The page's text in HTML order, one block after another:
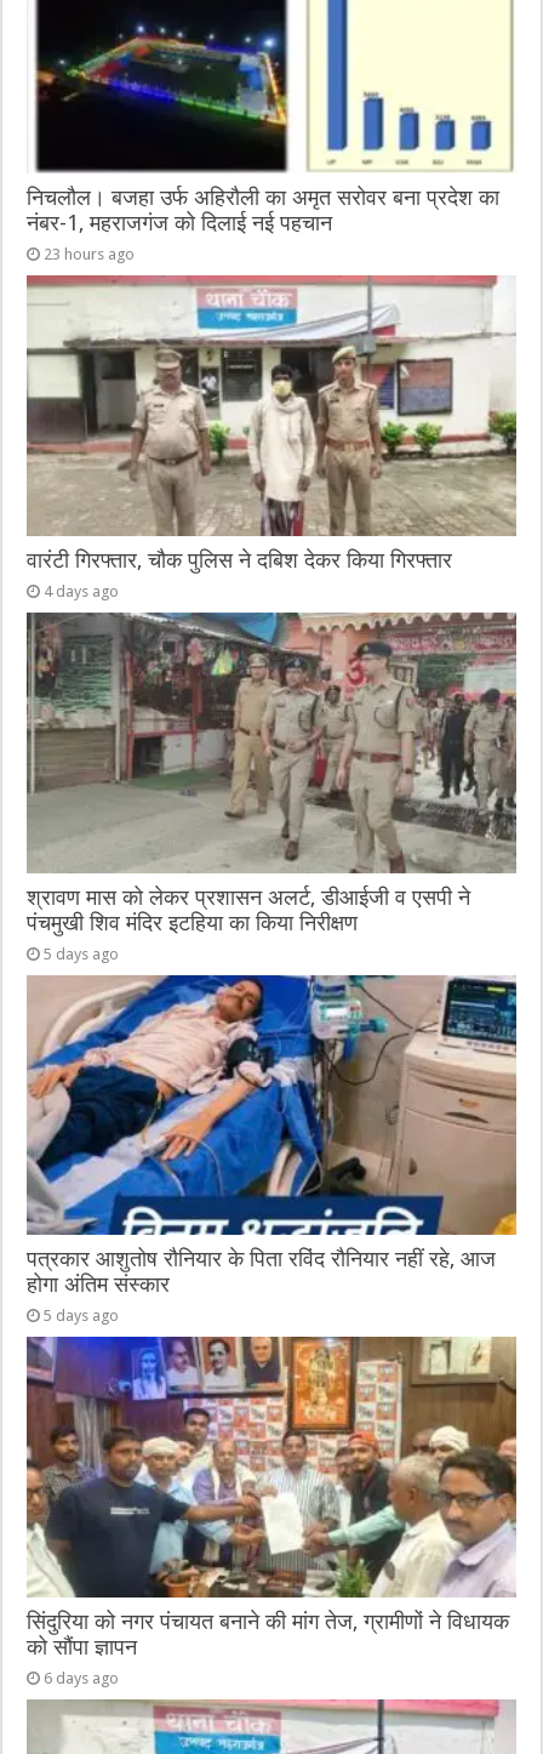
निचलौल। बजहा उर्फ अहिरौली का अमृत सरोवर बना प्रदेश का
नंबर-1, महराजगंज को दिलाई नई पहचान
23 hours ago
वारंटी गिरफ्तार, चौक पुलिस ने दबिश देकर किया गिरफ्तार
4 days ago
श्रावण मास को लेकर प्रशासन अलर्ट, डीआईजी व एसपी ने
पंचमुखी शिव मंदिर इटहिया का किया निरीक्षण
5 days ago
पत्रकार आशुतोष रौनियार के पिता रविंद रौनियार नहीं रहे, आज
होगा अंतिम संस्कार
5 days ago
सिंदुरिया को नगर पंचायत बनाने की मांग तेज, ग्रामीणों ने विधायक
को सौंपा ज्ञापन
6 days ago